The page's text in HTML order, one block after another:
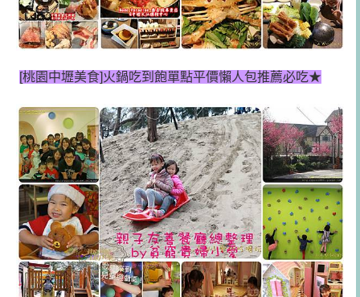
[桃園中壢美食] 火鍋吃到飽單點平價懶人包推薦必吃★